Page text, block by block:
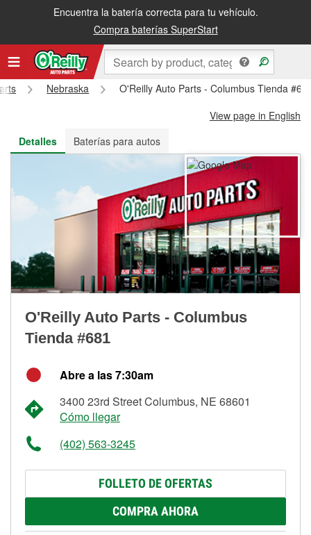
Encuentra la batería correcta para tu vehículo.
Compra baterías SuperStart
Recibe tu orden gratis al día siguiente o recógela en la tienda
Nebraska
O'Reilly Auto Parts - Columbus Tienda
View page in English
Detalles
Baterías para autos
O'Reilly Auto Parts - Columbus
Tienda #681
Abre a las 7:30am
3400 23rd Street Columbus, NE 68601
Cómo llegar
(402) 563-3245
FOLLETO DE OFERTAS
COMPRA AHORA